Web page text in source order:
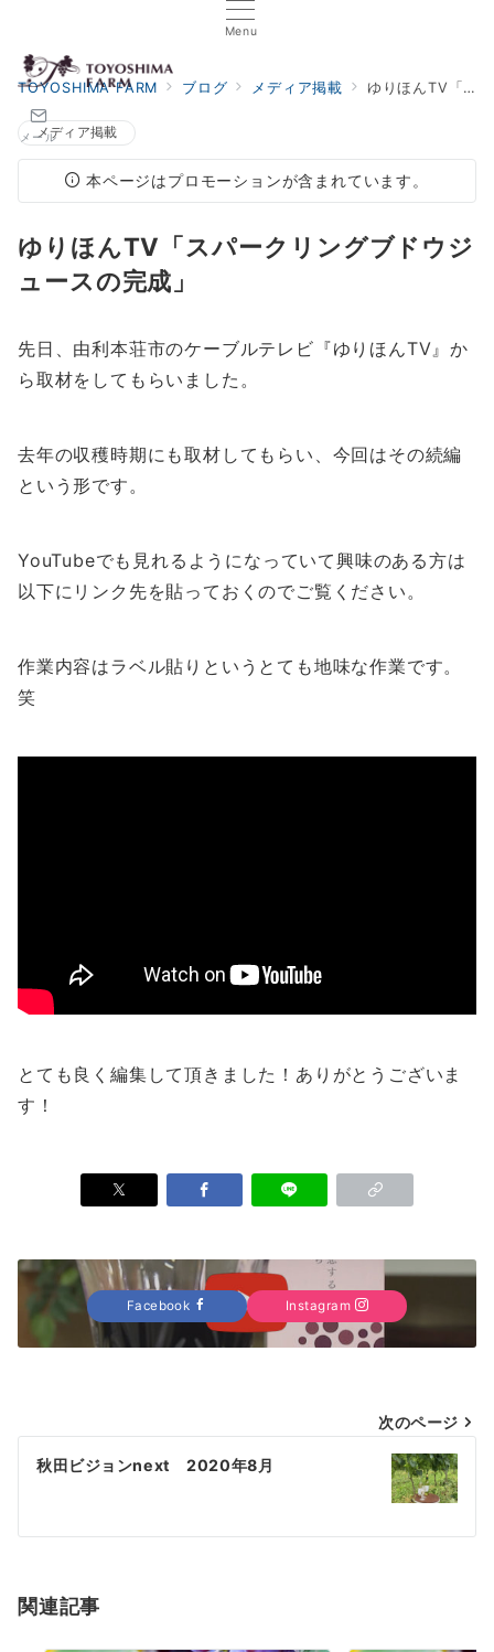
Menu
メール
TOYOSHIMA FARM ブログ メディア掲載 ゆりほんTV「スパークリングブドウジュースの完成」
メディア掲載
本ページはプロモーションが含まれています。
ゆりほんTV「スパークリングブドウジ
ュースの完成」
先日、由利本荘市のケーブルテレビ『ゆりほんTV』か
ら取材をしてもらいました。
去年の収穫時期にも取材してもらい、今回はその続編
という形です。
YouTubeでも見れるようになっていて興味のある方は
以下にリンク先を貼っておくのでご覧ください。
作業内容はラベル貼りというとても地味な作業です。
笑
とても良く編集して頂きました！ありがとうございま
す！
Facebook Instagram
稿
ビ
ー
次のページ
秋田ビジョンnext 2020年8月
関連記事